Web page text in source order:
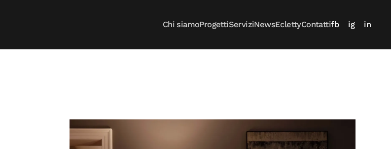
Chi siamoProgettiServiziNewsEclettyContattifb ig in